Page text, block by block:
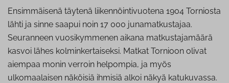
Ensimmäisenä täytenä liikennöintivuotena 1904 Torniosta
lähti ja sinne saapui noin 17 000 junamatkustajaa.
Seuranneen vuosikymmenen aikana matkustajamäärä
kasvoi lähes kolminkertaiseksi. Matkat Tornioon olivat
aiempaa monin verroin helpompia, ja myös
ulkomaalaisen näköisiä ihmisiä alkoi näkyä katukuvassa.